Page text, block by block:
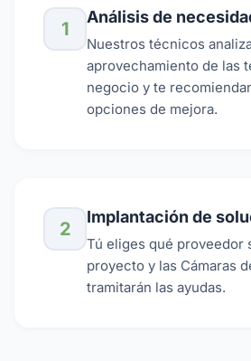
1
Análisis de
Nuestros técnicos
aprovechamiento de las
negocio y te
opciones de mejora.
2
Implantación de
Tú eliges qué proveedor
proyecto y las Cámaras
tramitarán las ayudas.